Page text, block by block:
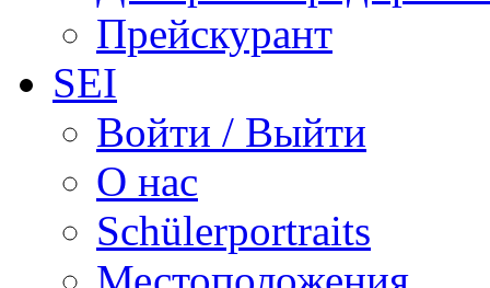
Прейскурант
SEI
Войти / Выйти
О нас
Schülerportraits